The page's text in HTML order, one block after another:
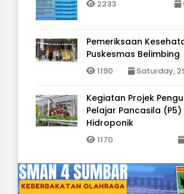
2233
Pemeriksaan
Puskesmas Belimbing
1190 Saturday,
Kegiatan Projek
Pelajar Pancasila
Hidroponik
1170